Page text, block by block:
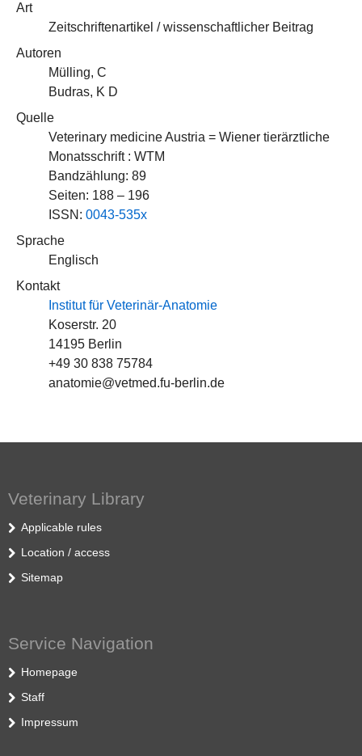
Art
Zeitschriftenartikel / wissenschaftlicher Beitrag
Autoren
Mülling, C
Budras, K D
Quelle
Veterinary medicine Austria = Wiener tierärztliche
Monatsschrift : WTM
Bandzählung: 89
Seiten: 188 – 196
ISSN: 0043-535x
Sprache
Englisch
Kontakt
Institut für Veterinär-Anatomie
Koserstr. 20
14195 Berlin
+49 30 838 75784
anatomie@vetmed.fu-berlin.de
Veterinary Library
Applicable rules
Location / access
Sitemap
Service Navigation
Homepage
Staff
Impressum